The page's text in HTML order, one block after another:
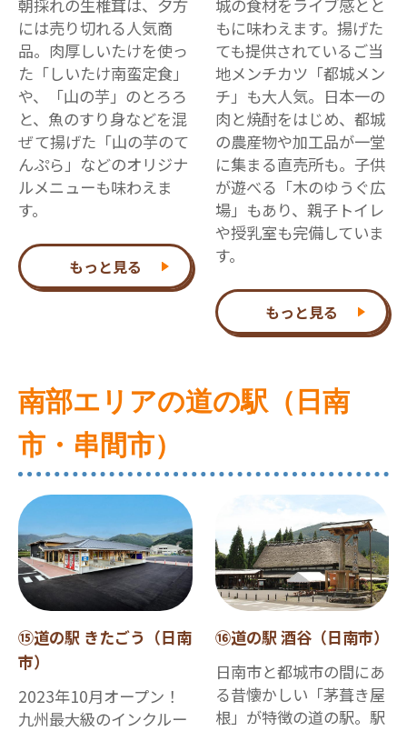
朝採れの生椎茸は、夕方
には売り切れる人気商
品。肉厚しいたけを使っ
た「しいたけ南蛮定食」
や、「山の芋」のとろろ
と、魚のすり身などを混
ぜて揚げた「山の芋のて
んぷら」などのオリジナ
ルメニューも味わえま
す。
もっと見る
城の食材をライブ感とと
もに味わえます。揚げた
ても提供されているご当
地メンチカツ「都城メン
チ」も大人気。日本一の
肉と焼酎をはじめ、都城
の農産物や加工品が一堂
に集まる直売所も。子供
が遊べる「木のゆうぐ広
場」もあり、親子トイレ
や授乳室も完備していま
す。
もっと見る
南部エリアの道の駅（日南
市・串間市）
⑮道の駅 きたごう（日南
市）
2023年10月オープン！
九州最大級のインクルー
⑯道の駅 酒谷（日南市）
日南市と都城市の間にあ
る昔懐かしい「茅葺き屋
根」が特徴の道の駅。駅